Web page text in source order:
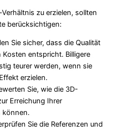
zu erzielen, sollten
berücksichtigen:
Sie sicher, dass die Qualität
entspricht. Billigere
teurer werden, wenn sie
erzielen.
Sie, wie die 3D-
Erreichung Ihrer
können.
Sie die Referenzen und